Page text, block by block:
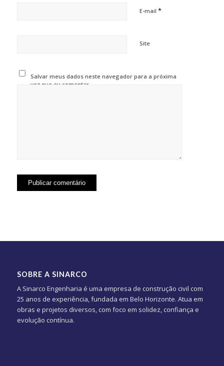
E-mail *
Site
Salvar meus dados neste navegador para a próxima
vez que eu comentar.
SOBRE A SINARCO
A Sinarco Engenharia é uma empresa de construção civil com
25 anos de experiência, fundada em Belo Horizonte. Atua em
obras e projetos diversos, com foco em solidez, confiança e
evolução contínua.